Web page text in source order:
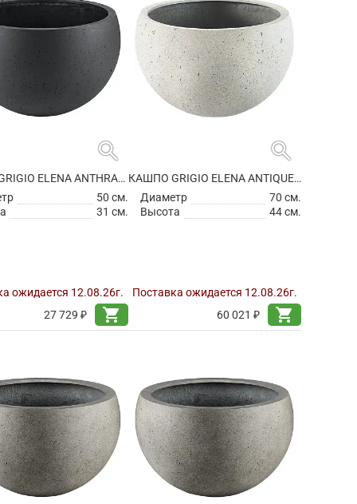
search
КАШПО GRIGIO ELENA ANTHRACITE
50 см.
31 см.
ожидается 12.08.26г.
27 729 ₽
shopping_cart
search
КАШПО GRIGIO ELENA ANTIQUE WHITE
Диаметр
70 см.
Высота
44 см.
Поставка ожидается 12.08.26г.
60 021 ₽
shopping_cart